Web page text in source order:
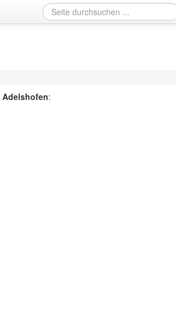
Adelshofen: